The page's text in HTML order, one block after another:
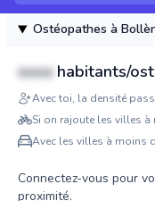
Ostéopathes à
xxxx habitants/
Avec toi, la densité
Si on rajoute les villes
Avec les villes à moins
Connectez-vous pour
proximité.